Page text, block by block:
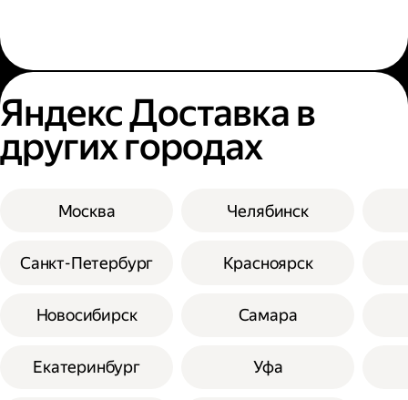
Яндекс Доставка в
других городах
Москва
Санкт-Петербург
Новосибирск
Екатеринбург
Челябинск
Красноярск
Самара
Уфа